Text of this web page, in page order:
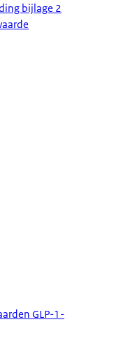
bijlage 2
GLP-1-